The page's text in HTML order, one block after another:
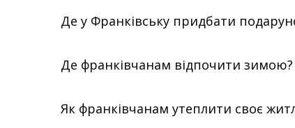
Де у Франківську придбати
Де франківчанам відпочити зимою?
Як франківчанам утеплити своє